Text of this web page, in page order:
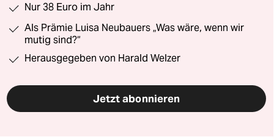
Nur 38 Euro im Jahr
Als Prämie Luisa Neubauers „Was wäre, wenn wir
mutig sind?“
Herausgegeben von Harald Welzer
Jetzt abonnieren